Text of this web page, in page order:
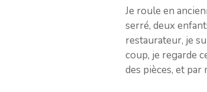
Je roule en
serré, deux
restaurateur, je
coup, je regarde
des pièces, et